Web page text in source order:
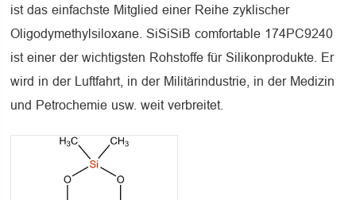
ist das einfachste Mitglied einer Reihe zyklischer
Oligodymethylsiloxane. SiSiSiB comfortable 174PC9240
ist einer der wichtigsten Rohstoffe für Silikonprodukte. Er
wird in der Luftfahrt, in der Militärindustrie, in der Medizin
und Petrochemie usw. weit verbreitet.